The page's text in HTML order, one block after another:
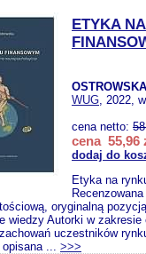
ETYKA
WUG, 2022,
cena netto:
cena 55,96
dodaj do
Etyka na
oryginalną
wiedzy Autorki w
uczestników
opisana ... >>>